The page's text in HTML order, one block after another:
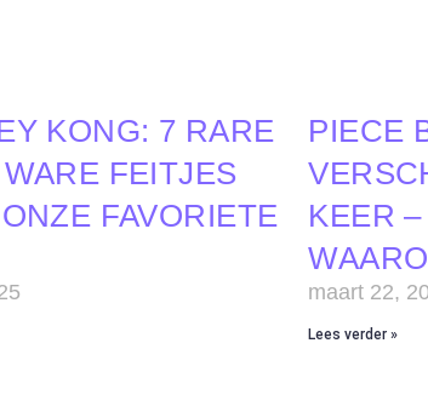
KONG: 7 RARE
FEITJES
FAVORIETE
PIECE
KEER
maart 22,
Lees verder »